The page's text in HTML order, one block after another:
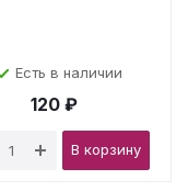
Есть в наличии
120 ₽
В корзину